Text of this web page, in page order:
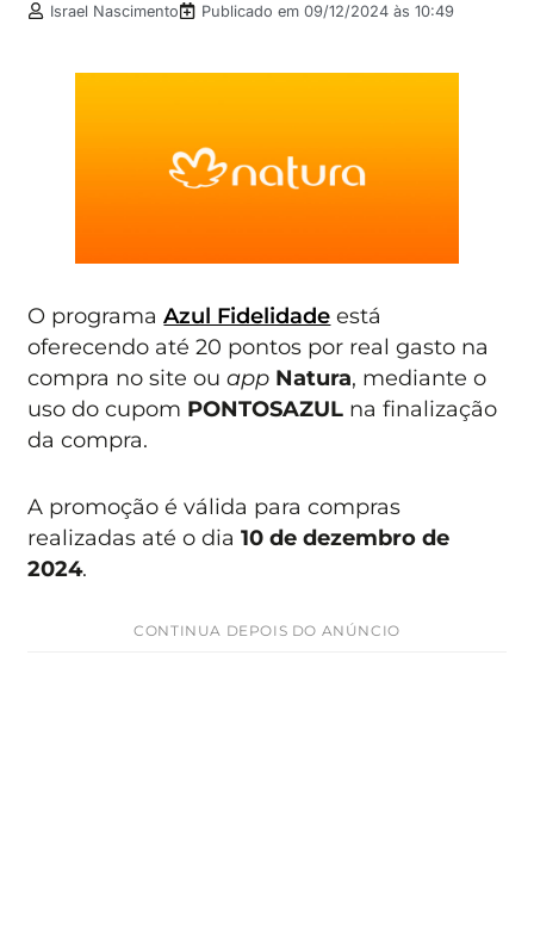
Israel Nascimento Publicado em09/12/2024 às 10:49
O programaAzul Fidelidade está
oferecendo até 20 pontos por real gasto na
compra no site ouapp Natura, mediante o
uso do cupom PONTOSAZUL na finalização
da compra.
A promoção é válida para compras
realizadas até o dia10 de dezembro de
2024.
CONTINUA DEPOIS DO ANÚNCIO